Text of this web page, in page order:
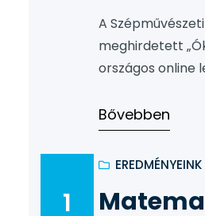
A
meghirdetett
országos online
és Szűcs
mint 144 induló
10. osztályos
készítették az
Bővebben
1
EREDMÉNYEINK